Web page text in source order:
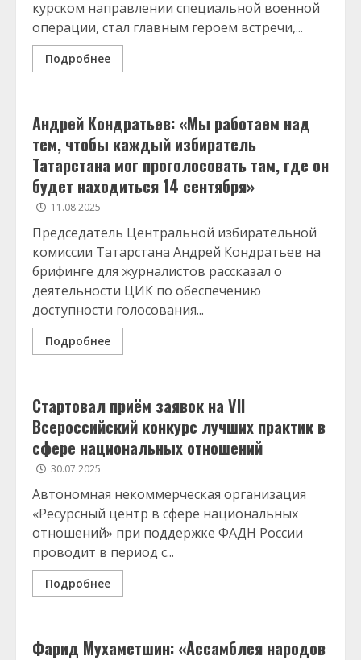
курском направлении специальной военной
операции, стал главным героем встречи,...
Подробнее
Андрей Кондратьев: «Мы работаем над
тем, чтобы каждый избиратель
Татарстана мог проголосовать там, где он
будет находиться 14 сентября»
11.08.2025
Председатель Центральной избирательной
комиссии Татарстана Андрей Кондратьев на
брифинге для журналистов рассказал о
деятельности ЦИК по обеспечению
доступности голосования...
Подробнее
Стартовал приём заявок на VII
Всероссийский конкурс лучших практик в
сфере национальных отношений
30.07.2025
Автономная некоммерческая организация
«Ресурсный центр в сфере национальных
отношений» при поддержке ФАДН России
проводит в период с...
Подробнее
Фарид Мухаметшин: «Ассамблея народов